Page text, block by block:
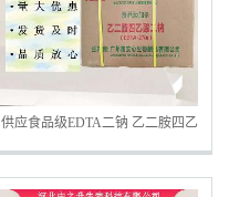
供应食品级EDTA二钠 乙二胺四乙
酸二钠 蔬菜罐头用抗氧化剂